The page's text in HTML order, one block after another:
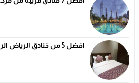
افضل 5 من فنادق الرياض الرخيصة